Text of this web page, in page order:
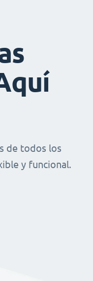
de todos los
y funcional.